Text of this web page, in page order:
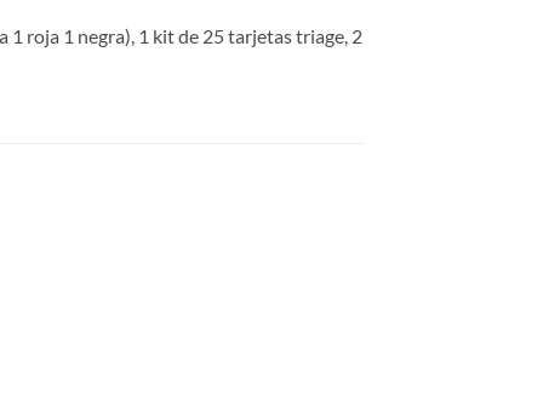
roja 1 negra), 1 kit de 25 tarjetas triage, 2